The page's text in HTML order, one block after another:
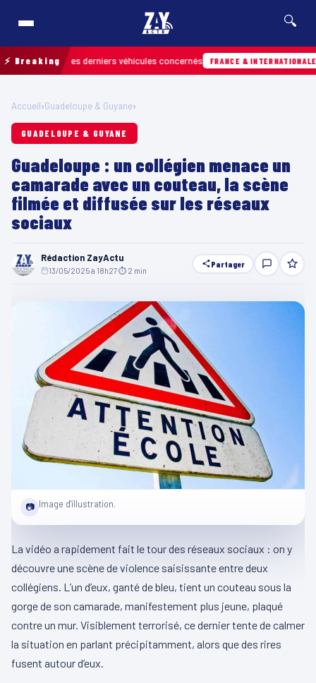
🔍
⚡ Breakingles derniers véhicules concernés FRANCE & INTERNATIONALE
Accueil›Guadeloupe & Guyane›
GUADELOUPE & GUYANE
Guadeloupe : un collégien menace un
camarade avec un couteau, la scène
filmée et diffusée sur les réseaux
sociaux
Rédaction ZayActu
13/05/2025 à 18h27⏱ 2 min
Partager
📷 Image d'illustration.
La vidéo a rapidement fait le tour des réseaux sociaux : on y
découvre une scène de violence saisissante entre deux
collégiens. L’un d’eux, ganté de bleu, tient un couteau sous la
gorge de son camarade, manifestement plus jeune, plaqué
contre un mur. Visiblement terrorisé, ce dernier tente de calmer
la situation en parlant précipitamment, alors que des rires
fusent autour d’eux.